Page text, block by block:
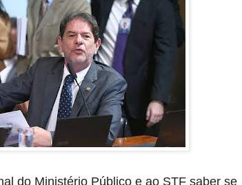
do Ministério Público e ao STF saber se